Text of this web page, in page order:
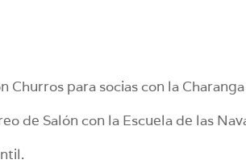
Churros para socias con la
de Salón con la Escuela de las